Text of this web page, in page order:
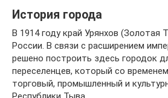
История города
В 1914 году край Урянхов (Золотая
России. В связи с расширением
решено построить здесь городок
переселенцев, который со
торговый, промышленный и